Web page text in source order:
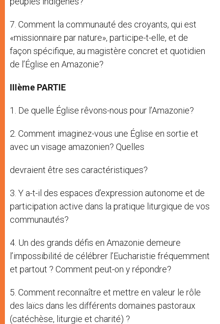
7. Comment la communauté des croyants, qui est
«missionnaire par nature», participe-t-elle, et de
façon spécifique, au magistère concret et quotidien
de l’Église en Amazonie?
IIIème PARTIE
1. De quelle Église rêvons-nous pour l’Amazonie?
2. Comment imaginez-vous une Église en sortie et
avec un visage amazonien? Quelles
devraient être ses caractéristiques?
3. Y a-t-il des espaces d’expression autonome et de
participation active dans la pratique liturgique de vos
communautés?
4. Un des grands défis en Amazonie demeure
l’impossibilité de célébrer l’Eucharistie fréquemment
et partout ? Comment peut-on y répondre?
5. Comment reconnaître et mettre en valeur le rôle
des laïcs dans les différents domaines pastoraux
(catéchèse, liturgie et charité) ?